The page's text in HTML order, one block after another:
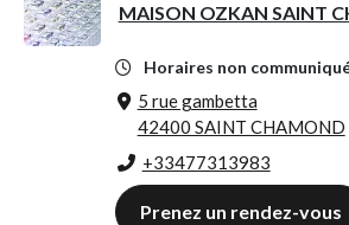
MAISON OZKAN SAINT
Horaires non
5 rue gambetta
42400 SAINT CHAMOND
+33477313983
Prenez un rendez-vous